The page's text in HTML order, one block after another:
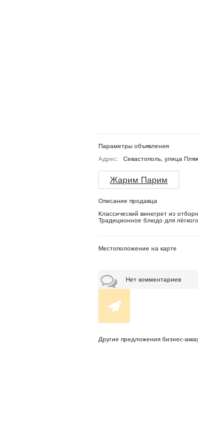
Параметры объявления
Адрес:
Севастополь, улица
Жарим Парим
Описание продавца
Классический винегрет из
Традиционное блюдо для
Местоположение на карте
Нет комментариев
Другие предложения бизнес-